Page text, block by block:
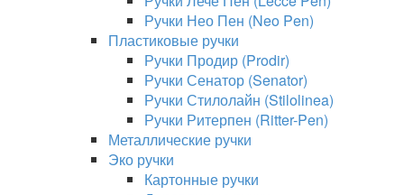
Ручки Нео Пен (Neo Pen)
Пластиковые ручки
Ручки Продир (Prodir)
Ручки Сенатор (Senator)
Ручки Стилолайн (Stilolinea)
Ручки Ритерпен (Ritter-Pen)
Металлические ручки
Эко ручки
Картонные ручки